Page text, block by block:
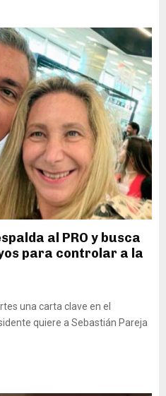
al PRO y busca
para controlar a la
una carta clave en el
quiere a Sebastián Pareja